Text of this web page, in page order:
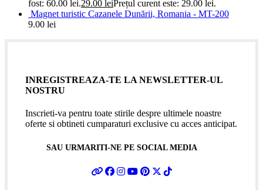
fost: 60.00 lei.29.00 leiPrețul curent este: 29.00 lei.
Magnet turistic Cazanele Dunării, Romania - MT-200
9.00 lei
INREGISTREAZA-TE LA NEWSLETTER-UL
NOSTRU
Inscrieti-va pentru toate stirile despre ultimele noastre
oferte si obtineti cumparaturi exclusive cu acces anticipat.
SAU URMARITI-NE PE SOCIAL MEDIA